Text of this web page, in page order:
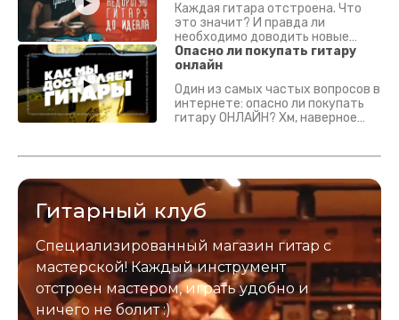
Каждая гитара отстроена. Что
это значит? И правда ли
необходимо доводить новые
гитары? Если кратко - да.
Подробно - в видео :)
Опасно ли покупать гитару
онлайн
Один из самых частых вопросов в
интернете: опасно ли покупать
гитару ОНЛАЙН? Хм, наверное
застрахован. Случись что -
Гитарный клуб
Специализированный магазин гитар с
мастерской! Каждый инструмент
отстроен мастером, играть удобно и
ничего не болит :)